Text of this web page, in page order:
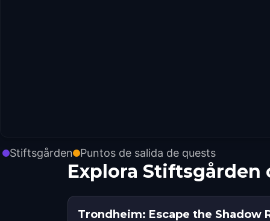
Stiftsgården Puntos de salida de quests
Explora Stiftsgården
Trondheim: Escape the Shadow